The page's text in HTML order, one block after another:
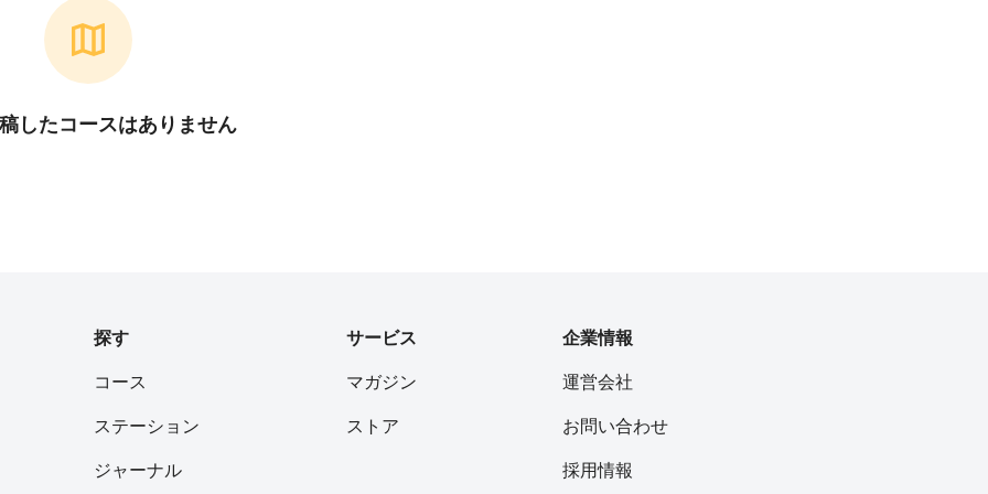
したコースはありません
探す
コース
ステーション
ジャーナル
サービス
マガジン
ストア
企業情報
運営会社
お問い合わせ
採用情報